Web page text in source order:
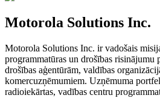
Motorola Solutions Inc.
Motorola Solutions Inc. ir vadošais
programmatūras un drošības risinājumu
drošības aģentūrām, valdības
komercuzņēmumiem. Uzņēmuma
radioiekārtas, vadības centru